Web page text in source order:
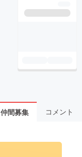
仲間募集 コメント